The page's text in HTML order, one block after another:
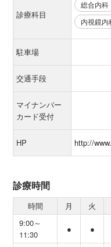
診療科目
総合内科
内視鏡内
駐車場
交通手段
マイナンバー
カード受付
HP http://
診療時間
時間 月 火
9:00～
11:30
● ●